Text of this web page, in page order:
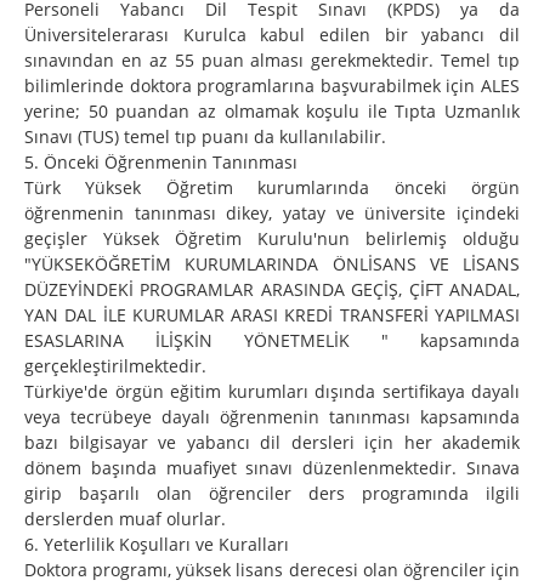
Personeli Yabancı Dil Tespit Sınavı (KPDS) ya da
Üniversitelerarası Kurulca kabul edilen bir yabancı dil
sınavından en az 55 puan alması gerekmektedir. Temel tıp
bilimlerinde doktora programlarına başvurabilmek için ALES
yerine; 50 puandan az olmamak koşulu ile Tıpta Uzmanlık
Sınavı (TUS) temel tıp puanı da kullanılabilir.
5. Önceki Öğrenmenin Tanınması
Türk Yüksek Öğretim kurumlarında önceki örgün
öğrenmenin tanınması dikey, yatay ve üniversite içindeki
geçişler Yüksek Öğretim Kurulu'nun belirlemiş olduğu
"YÜKSEKÖĞRETİM KURUMLARINDA ÖNLİSANS VE LİSANS
DÜZEYİNDEKİ PROGRAMLAR ARASINDA GEÇİŞ, ÇİFT ANADAL,
YAN DAL İLE KURUMLAR ARASI KREDİ TRANSFERİ YAPILMASI
ESASLARINA İLİŞKİN YÖNETMELİK " kapsamında
gerçekleştirilmektedir.
Türkiye'de örgün eğitim kurumları dışında sertifikaya dayalı
veya tecrübeye dayalı öğrenmenin tanınması kapsamında
bazı bilgisayar ve yabancı dil dersleri için her akademik
dönem başında muafiyet sınavı düzenlenmektedir. Sınava
girip başarılı olan öğrenciler ders programında ilgili
derslerden muaf olurlar.
6. Yeterlilik Koşulları ve Kuralları
Doktora programı, yüksek lisans derecesi olan öğrenciler için